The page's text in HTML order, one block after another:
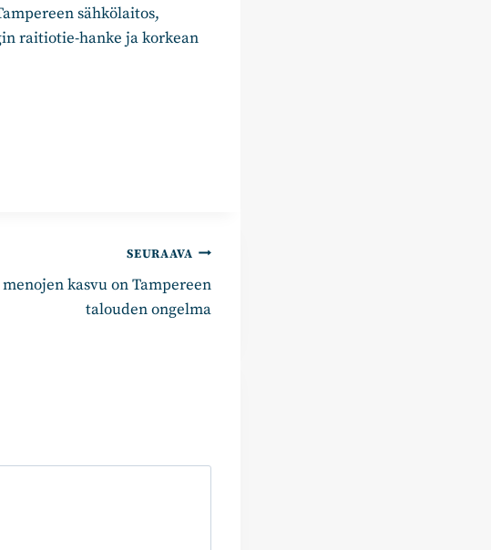
sähkölaitos,
raitiotie-hanke ja korkean
SEURAAVA
kasvu on Tampereen
talouden ongelma